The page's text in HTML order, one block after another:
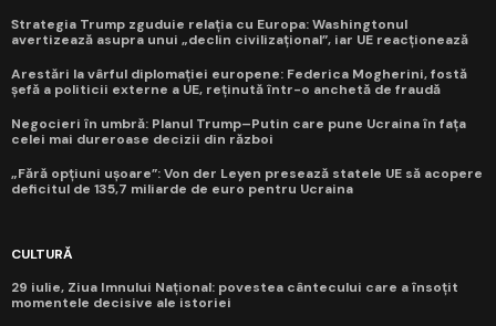
Strategia Trump zguduie relația cu Europa: Washingtonul
avertizează asupra unui „declin civilizațional”, iar UE reacționează
Arestări la vârful diplomației europene: Federica Mogherini, fostă
șefă a politicii externe a UE, reținută într-o anchetă de fraudă
Negocieri în umbră: Planul Trump–Putin care pune Ucraina în fața
celei mai dureroase decizii din război
„Fără opțiuni ușoare”: Von der Leyen presează statele UE să acopere
deficitul de 135,7 miliarde de euro pentru Ucraina
CULTURĂ
29 iulie, Ziua Imnului Național: povestea cântecului care a însoțit
momentele decisive ale istoriei